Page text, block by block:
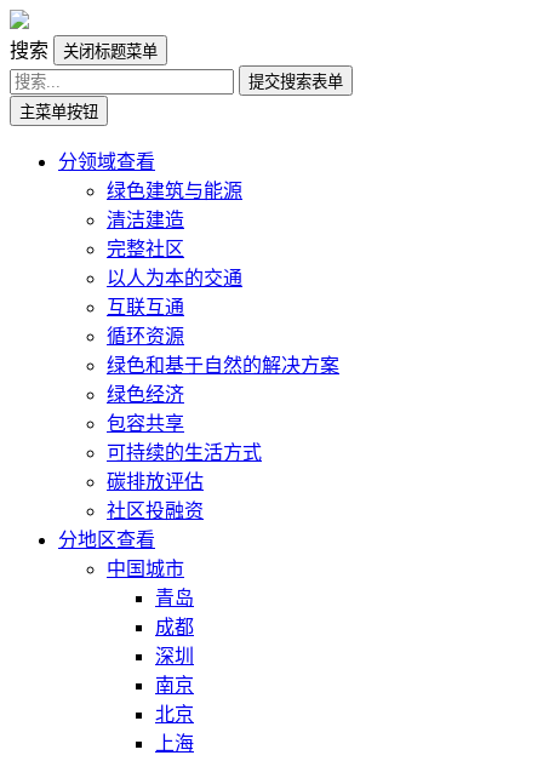
搜索
关闭标题菜单
提交搜索表单
主菜单按钮
分领域查看
绿色建筑与能源
清洁建造
完整社区
以人为本的交通
互联互通
循环资源
绿色和基于自然的解决方案
绿色经济
包容共享
可持续的生活方式
碳排放评估
社区投融资
分地区查看
中国城市
青岛
成都
深圳
南京
北京
上海